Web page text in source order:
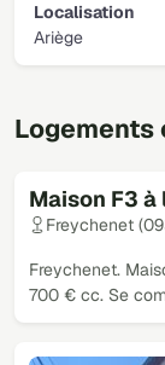
Localisation
Ariège
Logements
Maison F3 à
Freychenet
Freychenet.
700 € cc. Se